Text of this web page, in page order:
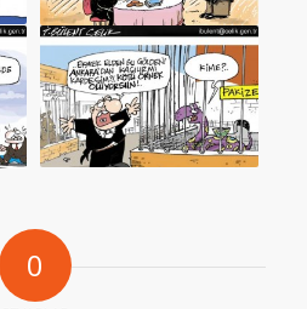
0